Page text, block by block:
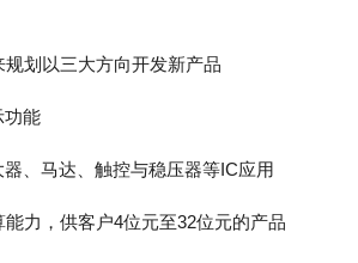
划以三大方向开发新产品
功能
、马达、触控与稳压器等IC应用
力，供客户4位元至32位元的产品